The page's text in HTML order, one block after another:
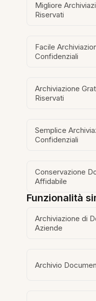
Migliore
Riservati
Facile
Confidenziali
Archiviazione
Riservati
Semplice
Confidenziali
Conservazione
Affidabile
Funzionalità
Archiviazione di
Aziende
Archivio